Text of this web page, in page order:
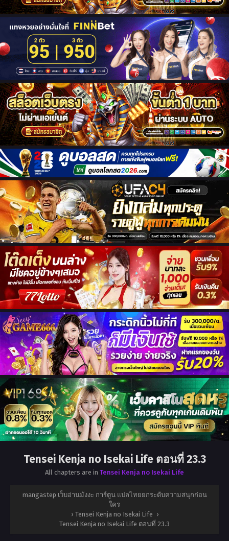
Tensei Kenja no Isekai Life ตอนที่ 23.3
All chapters are in Tensei Kenja no Isekai Life
mangastep เว็บอ่านมังงะ การ์ตูน แปลไทยยกระดับความสนุกก่อน
ใคร
› Tensei Kenja no Isekai Life ›
Tensei Kenja no Isekai Life ตอนที่ 23.3